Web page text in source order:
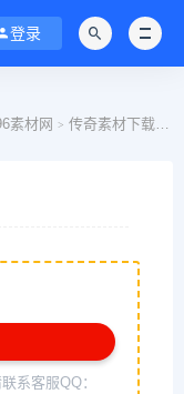
登录
素材网 > 传奇素材下载
系客服QQ：